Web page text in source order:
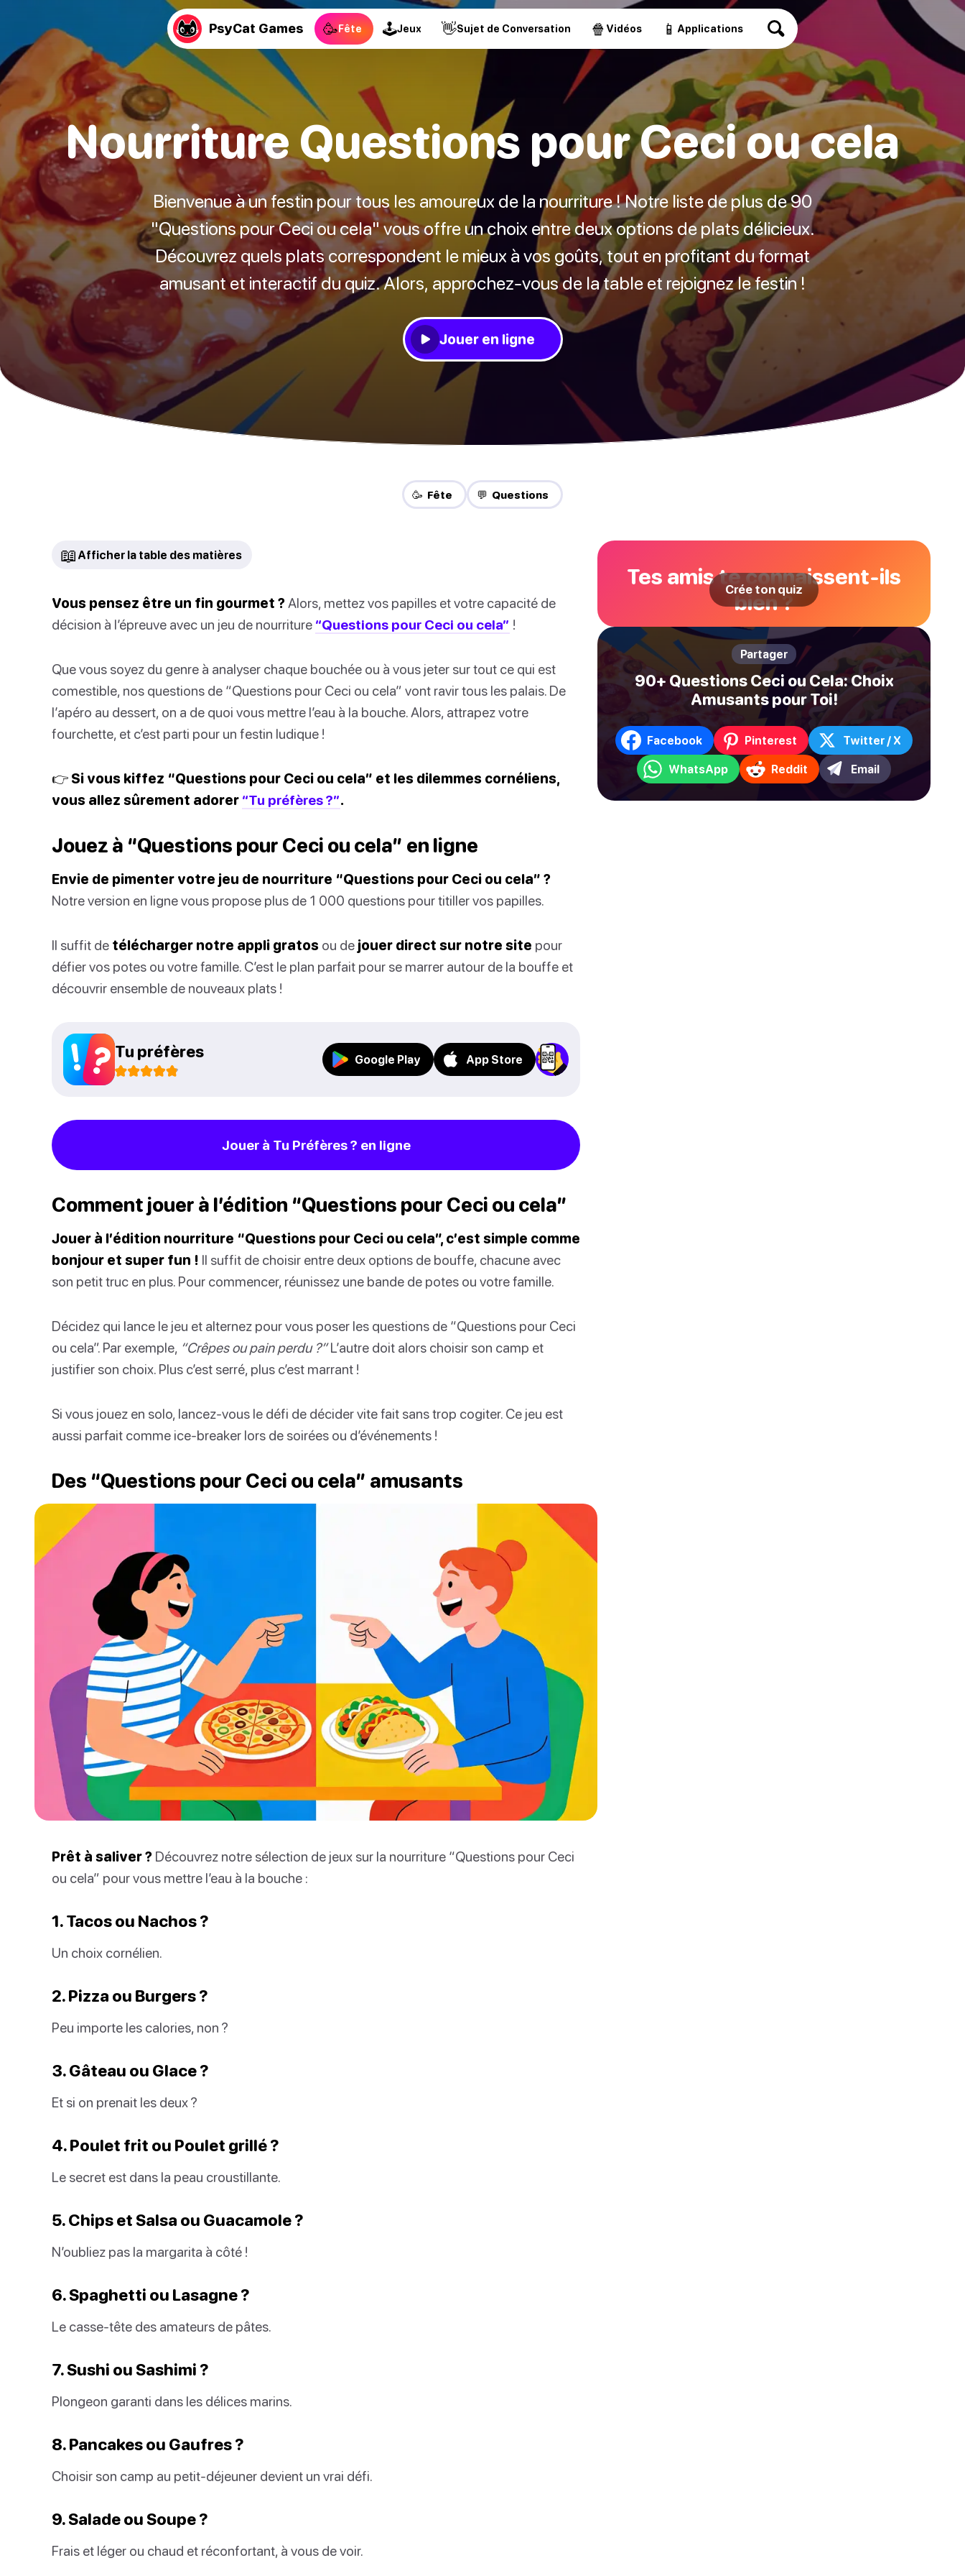
PsyCat Games 🥳Fête 🕹Jeux 👋Sujet de Conversation 🍿 Vidéos 📱 Applications
Nourriture Questions pour Ceci ou cela
Bienvenue à un festin pour tous les amoureux de la nourriture ! Notre liste de plus de 90
"Questions pour Ceci ou cela" vous offre un choix entre deux options de plats délicieux.
Découvrez quels plats correspondent le mieux à vos goûts, tout en profitant du format
amusant et interactif du quiz. Alors, approchez-vous de la table et rejoignez le festin !
Jouer en ligne
🥳 Fête 💬 Questions
📖 Afficher la table des matières
Vous pensez être un fin gourmet ?Alors, mettez vos papilles et votre capacité de
décision à l’épreuve avec un jeu de nourriture “Questions pour Ceci ou cela” !
Que vous soyez du genre à analyser chaque bouchée ou à vous jeter sur tout ce qui est
comestible, nos questions de “Questions pour Ceci ou cela” vont ravir tous les palais. De
l’apéro au dessert, on a de quoi vous mettre l’eau à la bouche. Alors, attrapez votre
fourchette, et c’est parti pour un festin ludique !
👉 Si vous kiffez “Questions pour Ceci ou cela” et les dilemmes cornéliens,
vous allez sûrement adorer “Tu préfères ?”.
Jouez à “Questions pour Ceci ou cela” en ligne
Envie de pimenter votre jeu de nourriture “Questions pour Ceci ou cela” ?
Notre version en ligne vous propose plus de 1 000 questions pour titiller vos papilles.
Il suffit de télécharger notre appli gratos ou de jouer direct sur notre site pour
défier vos potes ou votre famille. C’est le plan parfait pour se marrer autour de la bouffe et
découvrir ensemble de nouveaux plats !
Tu préfères Google Play App Store
Jouer à Tu Préfères ? en ligne
Comment jouer à l’édition “Questions pour Ceci ou cela”
Jouer à l’édition nourriture “Questions pour Ceci ou cela”, c’est simple comme
bonjour et super fun ! Il suffit de choisir entre deux options de bouffe, chacune avec
son petit truc en plus. Pour commencer, réunissez une bande de potes ou votre famille.
Décidez qui lance le jeu et alternez pour vous poser les questions de “Questions pour Ceci
ou cela”. Par exemple, “Crêpes ou pain perdu ?”L’autre doit alors choisir son camp et
justifier son choix. Plus c’est serré, plus c’est marrant !
Si vous jouez en solo, lancez-vous le défi de décider vite fait sans trop cogiter. Ce jeu est
aussi parfait comme ice-breaker lors de soirées ou d’événements !
Des “Questions pour Ceci ou cela” amusants
Prêt à saliver ? Découvrez notre sélection de jeux sur la nourriture “Questions pour Ceci
ou cela” pour vous mettre l’eau à la bouche :
1. Tacos ou Nachos ?
Un choix cornélien.
2. Pizza ou Burgers ?
Peu importe les calories, non ?
3. Gâteau ou Glace ?
Et si on prenait les deux ?
4. Poulet frit ou Poulet grillé ?
Le secret est dans la peau croustillante.
5. Chips et Salsa ou Guacamole ?
N’oubliez pas la margarita à côté !
6. Spaghetti ou Lasagne ?
Le casse-tête des amateurs de pâtes.
7. Sushi ou Sashimi ?
Plongeon garanti dans les délices marins.
8. Pancakes ou Gaufres ?
Choisir son camp au petit-déjeuner devient un vrai défi.
9. Salade ou Soupe ?
Frais et léger ou chaud et réconfortant, à vous de voir.
Tes amis te connaissent-ils
bien ?
Crée ton quiz
Partager
90+ Questions Ceci ou Cela: Choix
Amusants pour Toi!
Facebook Pinterest Twitter / X
WhatsApp Reddit Email